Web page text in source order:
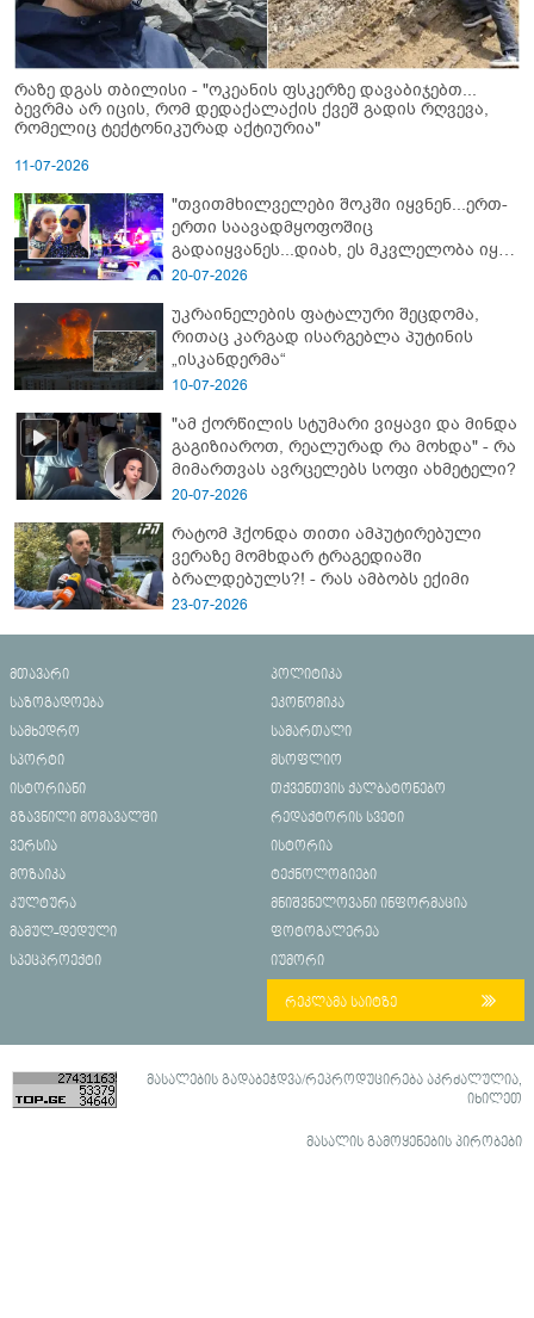
რაზე დგას თბილისი - "ოკეანის ფსკერზე დავაბიჯებთ...
ბევრმა არ იცის, რომ დედაქალაქის ქვეშ გადის რღვევა,
რომელიც ტექტონიკურად აქტიურია"
11-07-2026
"თვითმხილველები შოკში იყვნენ...ერთ-
ერთი საავადმყოფოშიც
გადაიყვანეს...დიახ, ეს მკვლელობა იყო"
- გორში დატრიალებული ტრაგედიის
20-07-2026
უკრაინელების ფატალური შეცდომა,
რითაც კარგად ისარგებლა პუტინის
„ისკანდერმა“
10-07-2026
"ამ ქორწილის სტუმარი ვიყავი და მინდა
გაგიზიაროთ, რეალურად რა მოხდა" - რა
მიმართვას ავრცელებს სოფი ახმეტელი?
20-07-2026
რატომ ჰქონდა თითი ამპუტირებული
ვერაზე მომხდარ ტრაგედიაში
ბრალდებულს?! - რას ამბობს ექიმი
23-07-2026
მთავარი
პოლიტიკა
საზოგადოება
ეკონომიკა
სამხედრო
სამართალი
სპორტი
მსოფლიო
ისტორიანი
თქვენთვის ქალბატონებო
გზავნილი მომავალში
რედაქტორის სვეტი
ვერსია
ისტორია
მოზაიკა
ტექნოლოგიები
კულტურა
მნიშვნელოვანი ინფორმაცია
მამულ-დედული
ფოტოგალერეა
სპეცპროექტი
იუმორი
რეკლამა საიტზე
მასალების გადაბეჭდვა/რეპროდუცირება აკრძალულია,
იხილეთ
მასალის გამოყენების პირობები